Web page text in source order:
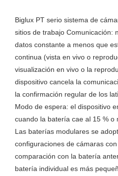
Biglux PT serio sistema de
sitios de trabajo Comunicación:
datos constante a menos que
continua (vista en vivo o
visualización en vivo o la
dispositivo cancela la
la confirmación regular de los
Modo de espera: el dispositivo
cuando la batería cae al 15 % o
Las baterías modulares se
configuraciones de cámaras
comparación con la batería
batería individual es más